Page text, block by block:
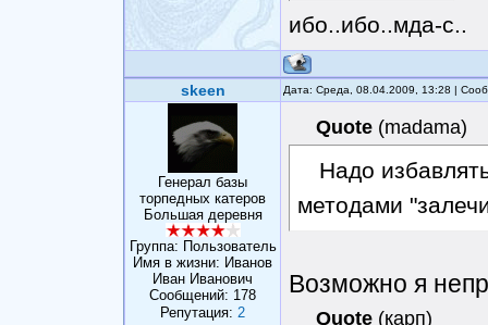
ибо..ибо..мда-с..
skeen Дата: Среда, 08.04.2009, 13:28 |
Генерал базы
торпедных катеров
Большая деревня
Группа: Пользователь
Имя в жизни: Иванов
Иван Иванович
Сообщений: 178
Репутация: 2
Quote (madama)
Надо
методами
Возможно я
Quote (карп)